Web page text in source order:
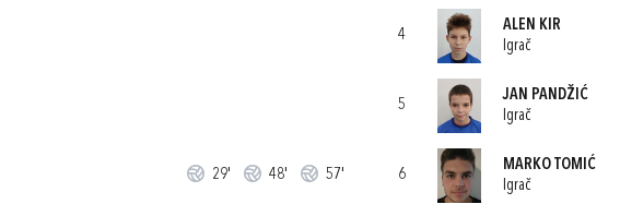
29' 48' 57'
4
ALEN KIR
Igrač
5
JAN PANDŽIĆ
Igrač
6
MARKO TOMIĆ
Igrač